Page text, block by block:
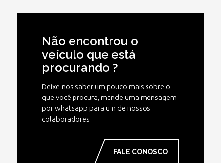
Não encontrou o
veículo que está
procurando ?
Deixe-nos saber um pouco mais sobre o
que você procura, mande uma mensagem
por whatsapp para um de nossos
colaboradores
FALE CONOSCO